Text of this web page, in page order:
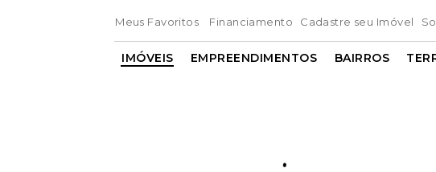
Meus Favoritos Financiamento Cadastre seu Imóvel
IMÓVEIS EMPREENDIMENTOS BAIRROS